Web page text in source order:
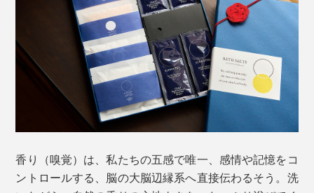
香り（嗅覚）は、私たちの五感で唯一、感情や記憶をコ
ントロールする、脳の大脳辺縁系へ直接伝わるそう。洗